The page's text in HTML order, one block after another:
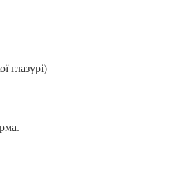
глазурі)